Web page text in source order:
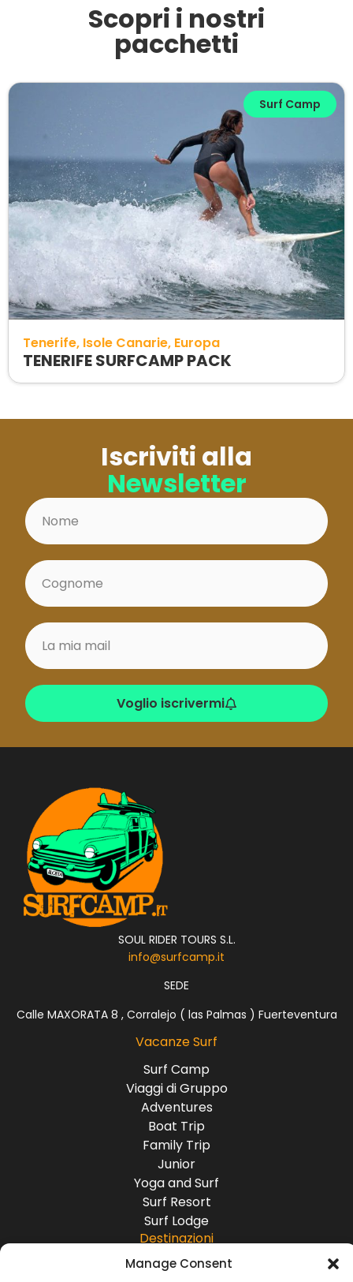
Manage Consent
Scopri i nostri
pacchetti​
Surf Camp
Tenerife Isole Canarie Europa
TENERIFE SURFCAMP PACK
Iscriviti alla
Newsletter
Voglio iscrivermi
SOUL RIDER TOURS S.L.
info@surfcamp.it
SEDE
Calle MAXORATA 8 , Corralejo ( las Palmas ) Fuerteventura
Vacanze Surf
Surf Camp
Viaggi di Gruppo
Adventures
Boat Trip
Family Trip
Junior
Yoga and Surf
Surf Resort
Surf Lodge
Destinazioni
Europa